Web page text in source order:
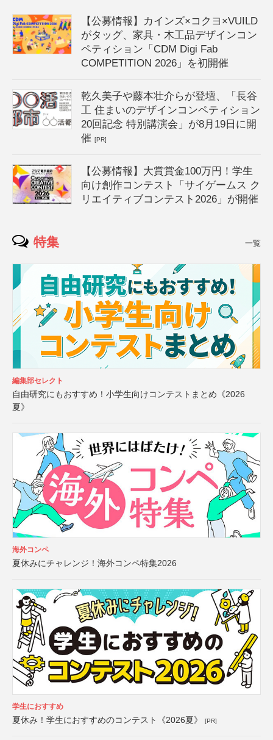
【公募情報】カインズ×コクヨ×VUILD
がタッグ、家具・木工品デザインコン
ペティション「CDM Digi Fab
COMPETITION 2026」を初開催
乾久美子や藤本壮介らが登壇、「長谷
工 住まいのデザインコンペティション
20回記念 特別講演会」が8月19日に開
催[PR]
【公募情報】大賞賞金100万円！学生
向け創作コンテスト「サイゲームス ク
リエイティブコンテスト2026」が開催
特集 一覧
編集部セレクト
自由研究にもおすすめ！小学生向けコンテストまとめ《2026
夏》
海外コンペ
夏休みにチャレンジ！海外コンペ特集2026
学生におすすめ
夏休み！学生におすすめのコンテスト《2026夏》 [PR]